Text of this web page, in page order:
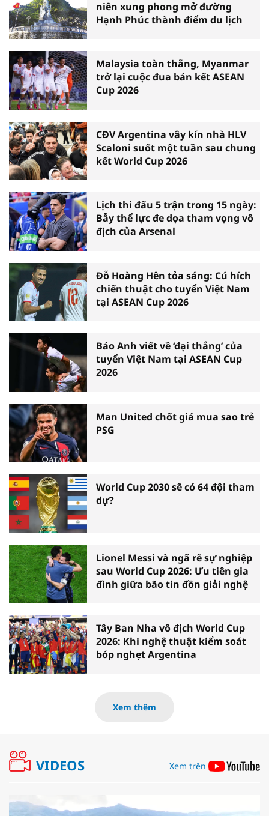
niên xung phong mở đường
Hạnh Phúc thành điểm du lịch
Malaysia toàn thắng, Myanmar
trở lại cuộc đua bán kết ASEAN
Cup 2026
CĐV Argentina vây kín nhà HLV
Scaloni suốt một tuần sau chung
kết World Cup 2026
Lịch thi đấu 5 trận trong 15 ngày:
Bẫy thể lực đe dọa tham vọng vô
địch của Arsenal
Đỗ Hoàng Hên tỏa sáng: Cú hích
chiến thuật cho tuyển Việt Nam
tại ASEAN Cup 2026
Báo Anh viết về ‘đại thắng’ của
tuyển Việt Nam tại ASEAN Cup
2026
Man United chốt giá mua sao trẻ
PSG
World Cup 2030 sẽ có 64 đội tham
dự?
Lionel Messi và ngã rẽ sự nghiệp
sau World Cup 2026: Ưu tiên gia
đình giữa bão tin đồn giải nghệ
Tây Ban Nha vô địch World Cup
2026: Khi nghệ thuật kiểm soát
bóp nghẹt Argentina
Xem thêm
VIDEOS Xem trên